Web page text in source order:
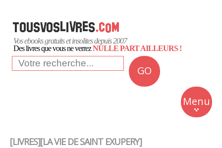
Vos ebooks gratuits et insolites depuis 2007
Des livres que vous ne verrezNULLE PART AILLEURS !
GO
Menu
Insolite
Business
[LIVRES][LA VIE DE SAINT EXUPERY]